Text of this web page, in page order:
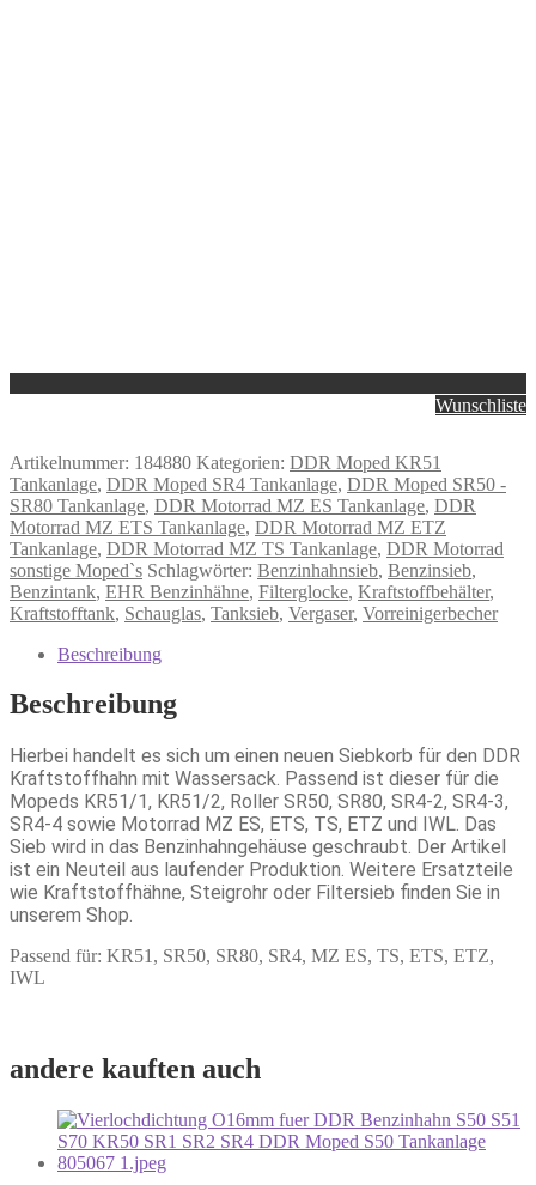
Wunschliste
Artikelnummer: 184880 Kategorien: DDR Moped KR51
Tankanlage, DDR Moped SR4 Tankanlage, DDR Moped SR50 -
SR80 Tankanlage, DDR Motorrad MZ ES Tankanlage, DDR
Motorrad MZ ETS Tankanlage, DDR Motorrad MZ ETZ
Tankanlage, DDR Motorrad MZ TS Tankanlage, DDR Motorrad
sonstige Moped`s Schlagwörter: Benzinhahnsieb, Benzinsieb,
Benzintank, EHR Benzinhähne, Filterglocke, Kraftstoffbehälter,
Kraftstofftank, Schauglas, Tanksieb, Vergaser, Vorreinigerbecher
Beschreibung
Beschreibung
Hierbei handelt es sich um einen neuen Siebkorb für den DDR
Kraftstoffhahn mit Wassersack. Passend ist dieser für die
Mopeds KR51/1, KR51/2, Roller SR50, SR80, SR4-2, SR4-3,
SR4-4 sowie Motorrad MZ ES, ETS, TS, ETZ und IWL. Das
Sieb wird in das Benzinhahngehäuse geschraubt. Der Artikel
ist ein Neuteil aus laufender Produktion. Weitere Ersatzteile
wie Kraftstoffhähne, Steigrohr oder Filtersieb finden Sie in
unserem Shop.
Passend für: KR51, SR50, SR80, SR4, MZ ES, TS, ETS, ETZ,
IWL
andere kauften auch